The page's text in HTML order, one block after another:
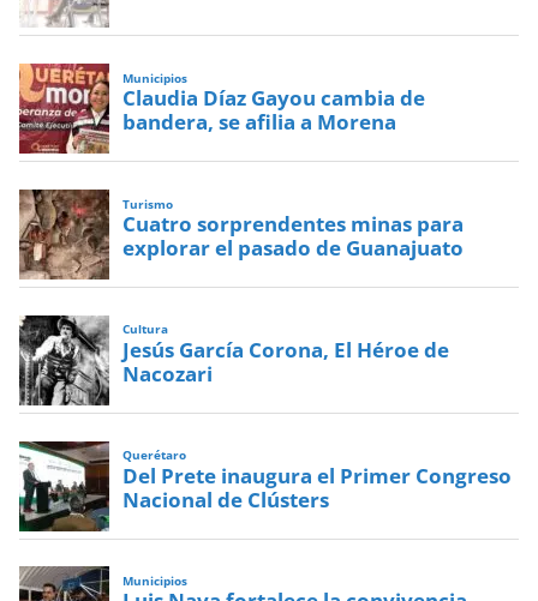
Municipios
Claudia Díaz Gayou cambia de
bandera, se afilia a Morena
Turismo
Cuatro sorprendentes minas para
explorar el pasado de Guanajuato
Cultura
Jesús García Corona, El Héroe de
Nacozari
Querétaro
Del Prete inaugura el Primer Congreso
Nacional de Clústers
Municipios